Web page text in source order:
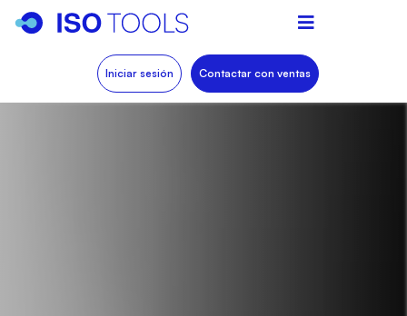
Iniciar sesión Contactar con ventas